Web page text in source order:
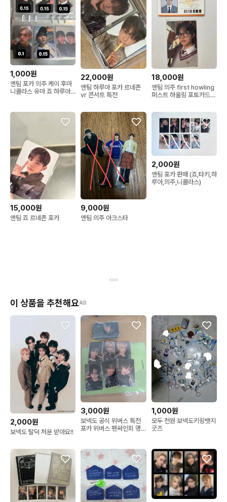
1,000원
앤팀 포카 의주 케이 후마
니콜라스 유마 죠 하루아
22,000원
앤팀 하루아 포카 르네존
vr 콘서트 특전
18,000원
앤팀 의주 first howling
퍼스트 하울링 포토카드
15,000원
앤팀 죠 르네존 포카
9,000원
앤팀 의주 아크스타
2,000원
앤팀 포카 판매 (죠,타키,하
루아,의주,니콜라스)
이 상품을 추천해요AD
2,000원
보넥도 탈덕 처분 받아요!!
3,000원
보넥도 공식 위버스 특전
포카 위버스 팬싸인회 명
1,000원
모두 천원 보넥도키링뱃지
굿즈